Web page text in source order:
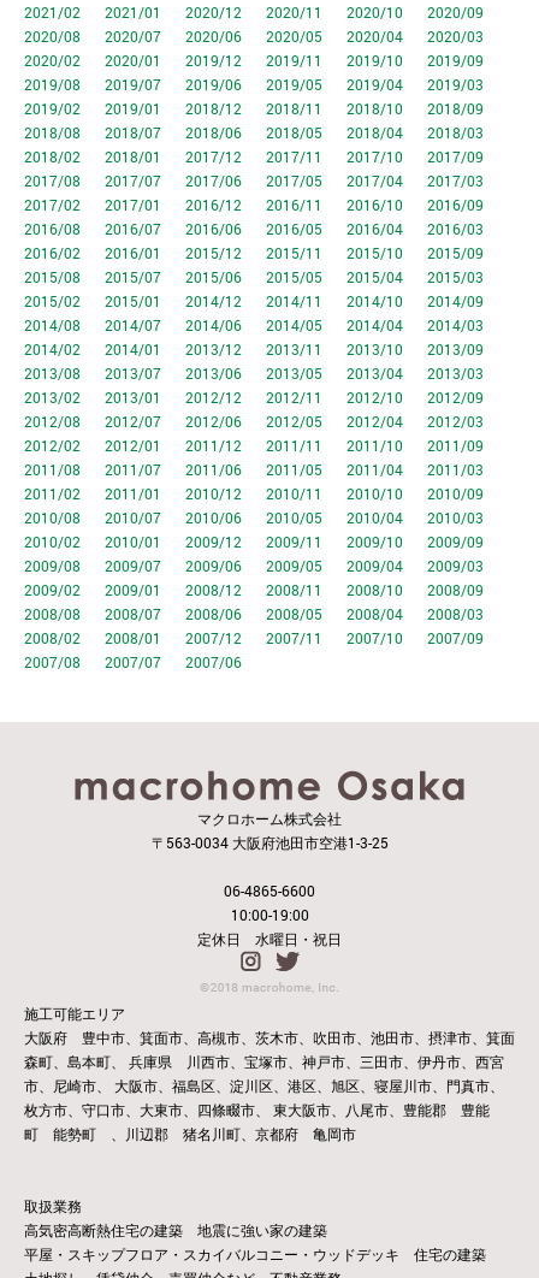
2021/02
2021/01 2020/12 2020/11 2020/10
2020/09
2020/08
2020/07 2020/06 2020/05 2020/04
2020/03
2020/02
2020/01 2019/12 2019/11 2019/10
2019/09
2019/08
2019/07 2019/06 2019/05 2019/04
2019/03
2019/02
2019/01 2018/12 2018/11 2018/10
2018/09
2018/08
2018/07 2018/06 2018/05 2018/04
2018/03
2018/02
2018/01 2017/12 2017/11 2017/10
2017/09
2017/08
2017/07 2017/06 2017/05 2017/04
2017/03
2017/02
2017/01 2016/12 2016/11 2016/10
2016/09
2016/08
2016/07 2016/06 2016/05 2016/04
2016/03
2016/02
2016/01 2015/12 2015/11 2015/10
2015/09
2015/08
2015/07 2015/06 2015/05 2015/04
2015/03
2015/02
2015/01 2014/12 2014/11 2014/10
2014/09
2014/08
2014/07 2014/06 2014/05 2014/04
2014/03
2014/02
2014/01 2013/12 2013/11 2013/10
2013/09
2013/08
2013/07 2013/06 2013/05 2013/04
2013/03
2013/02
2013/01 2012/12 2012/11 2012/10
2012/09
2012/08
2012/07 2012/06 2012/05 2012/04
2012/03
2012/02
2012/01 2011/12 2011/11 2011/10
2011/09
2011/08
2011/07 2011/06 2011/05 2011/04
2011/03
2011/02
2011/01 2010/12 2010/11 2010/10
2010/09
2010/08
2010/07 2010/06 2010/05 2010/04
2010/03
2010/02
2010/01 2009/12 2009/11 2009/10
2009/09
2009/08
2009/07 2009/06 2009/05 2009/04
2009/03
2009/02
2009/01 2008/12 2008/11 2008/10
2008/09
2008/08
2008/07 2008/06 2008/05 2008/04
2008/03
2008/02
2008/01 2007/12 2007/11 2007/10
2007/09
2007/08
2007/07 2007/06
マクロホーム株式会社
〒563-0034 大阪府池田市空港1-3-25
06-4865-6600
10:00-19:00
定休日 水曜日・祝日
施工可能エリア
大阪府 豊中市、箕面市、高槻市、茨木市、吹田市、池田市、摂津市、箕面
森町、島本町、
兵庫県 川西市、宝塚市、神戸市、三田市、伊丹市、西宮
市、尼崎市、
大阪市、福島区、淀川区、港区、旭区、寝屋川市、門真市、
枚方市、守口市、大東市、四條畷市、
東大阪市、八尾市、豊能郡 豊能
町 能勢町 、川辺郡 猪名川町、京都府 亀岡市
取扱業務
高気密高断熱住宅の建築 地震に強い家の建築
平屋・スキップフロア・スカイバルコニー・ウッドデッキ 住宅の建築